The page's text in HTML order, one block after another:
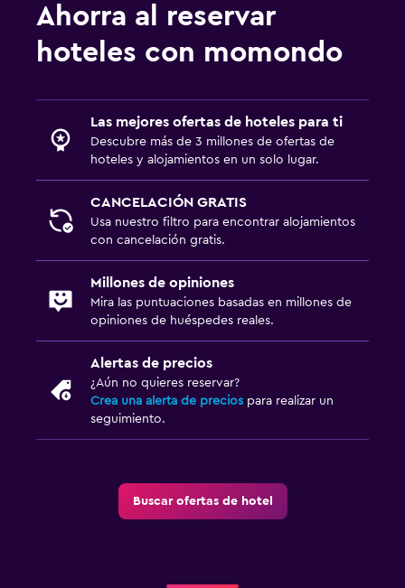
Piscina al aire libre
Toallas para piscina
Piscina de agua salada
Masajes
Secador de pelo
Bañera al aire libre
Baño privado
Ducha
Sistema de entretenimiento
TV de pantalla plana
Sala de estar/TV compartida
Ahorra al reservar
hoteles con momondo
Las mejores ofertas de hoteles para ti
Descubre más de 3 millones de ofertas de
hoteles y alojamientos en un solo lugar.
CANCELACIÓN GRATIS
Usa nuestro filtro para encontrar alojamientos
con cancelación gratis.
Millones de opiniones
Mira las puntuaciones basadas en millones de
opiniones de huéspedes reales.
Alertas de precios
¿Aún no quieres reservar?
Crea una alerta de precios para realizar un
seguimiento.
Buscar ofertas de hotel